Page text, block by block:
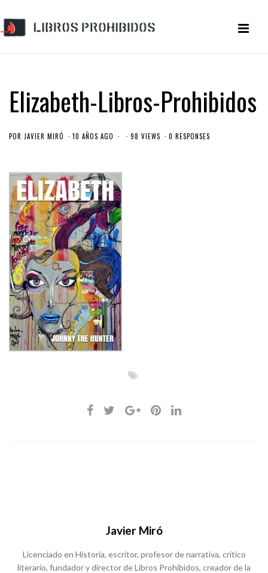
Elizabeth-Libros-Prohibidos
POR JAVIER MIRÓ 10 AÑOS AGO 98 VIEWS 0 RESPONSES
Javier Miró
Licenciado en Historia, escritor, profesor de narrativa, crítico
literario, fundador y director de Libros Prohibidos, creador de la